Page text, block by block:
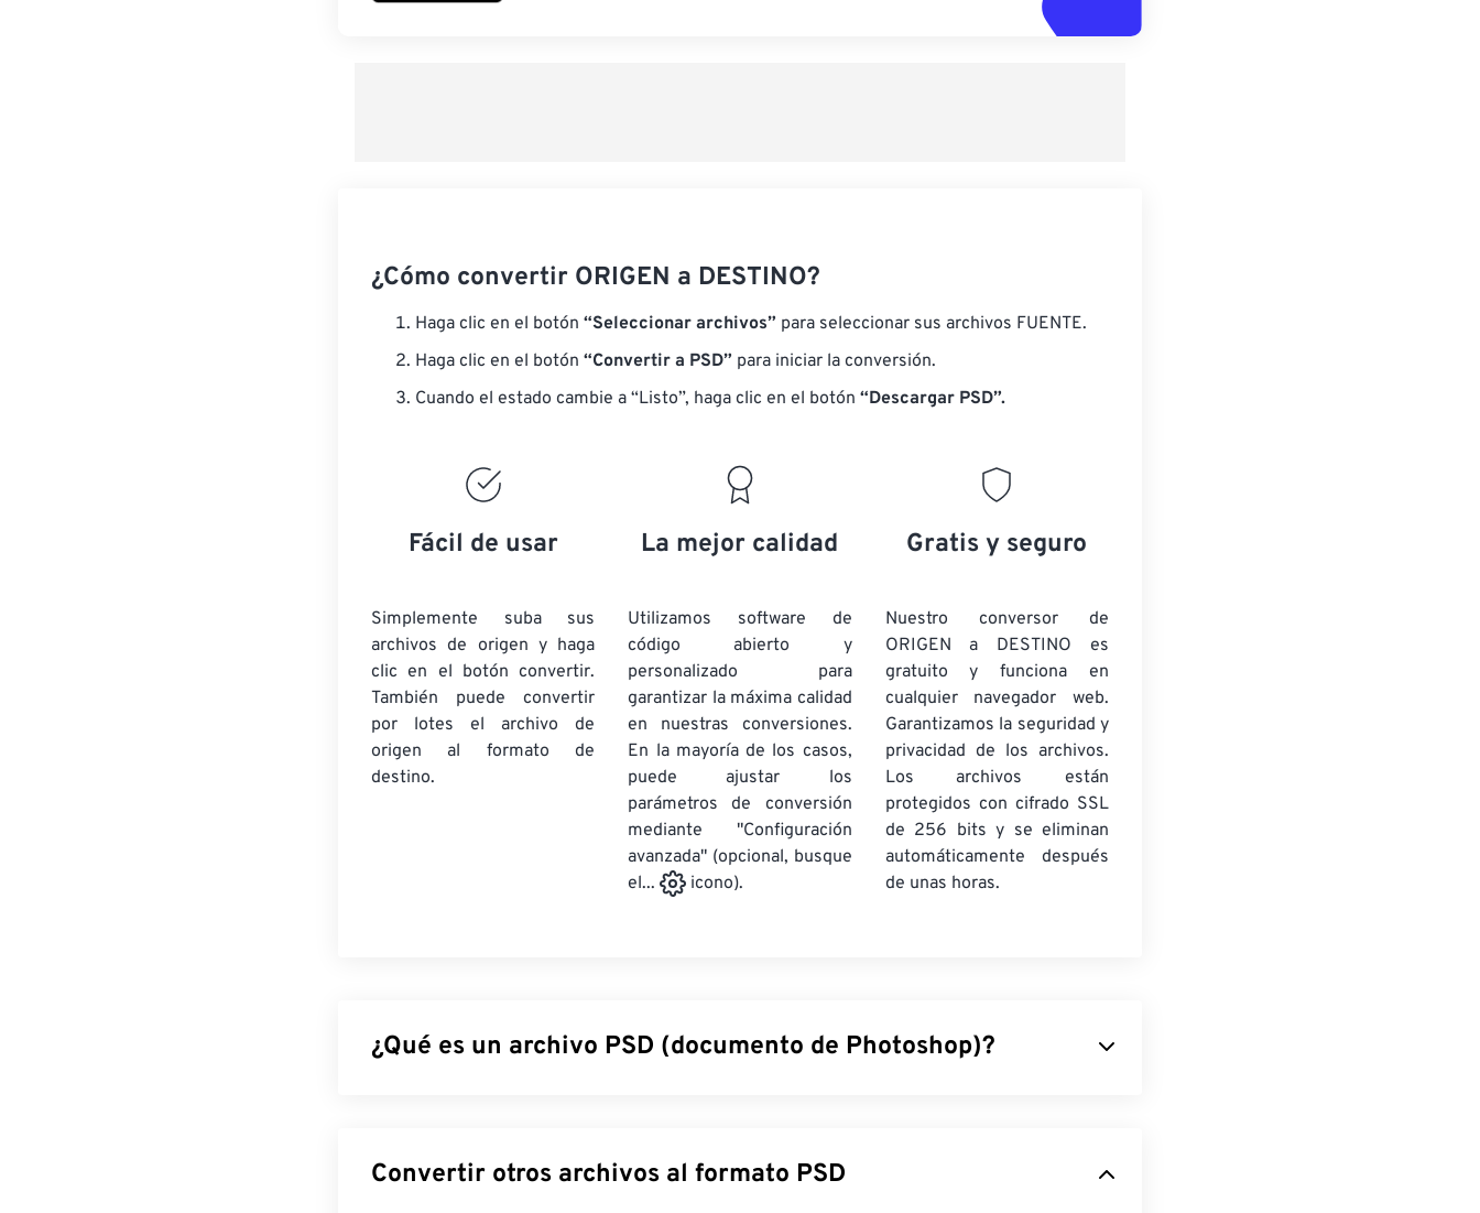
¿Cómo convertir ORIGEN a DESTINO?
Haga clic en el botón “Seleccionar archivos” para seleccionar sus archivos FUENTE.
Haga clic en el botón “Convertir a PSD” para iniciar la conversión.
Cuando el estado cambie a “Listo”, haga clic en el botón “Descargar PSD”.
Fácil de usar
Simplemente suba sus
archivos de origen y haga
clic en el botón convertir.
También puede convertir
por lotesel archivo de
origen al formato de
destino.
La mejor calidad
Utilizamos software de
código abierto y
personalizado para
garantizar la máxima calidad
en nuestras conversiones.
En la mayoría de los casos,
puede ajustar los
parámetros de conversión
mediante "Configuración
avanzada" (opcional, busque
el...
icono).
Gratis y seguro
Nuestro conversor de
ORIGEN a DESTINO es
gratuito y funciona en
cualquier navegador web.
Garantizamos la seguridad y
privacidad de los archivos.
Los archivos están
protegidos con cifrado SSL
de 256 bits y se eliminan
automáticamente después
de unas horas.
¿Qué es un archivo PSD (documento de Photoshop)?
imagen junto con una compleja matriz de sus capas correspondientes,
objetos, filtros y más, ¡todo en un solo archivo! PSD permite al usuario realizar ediciones
Convertir otros archivos al formato PSD